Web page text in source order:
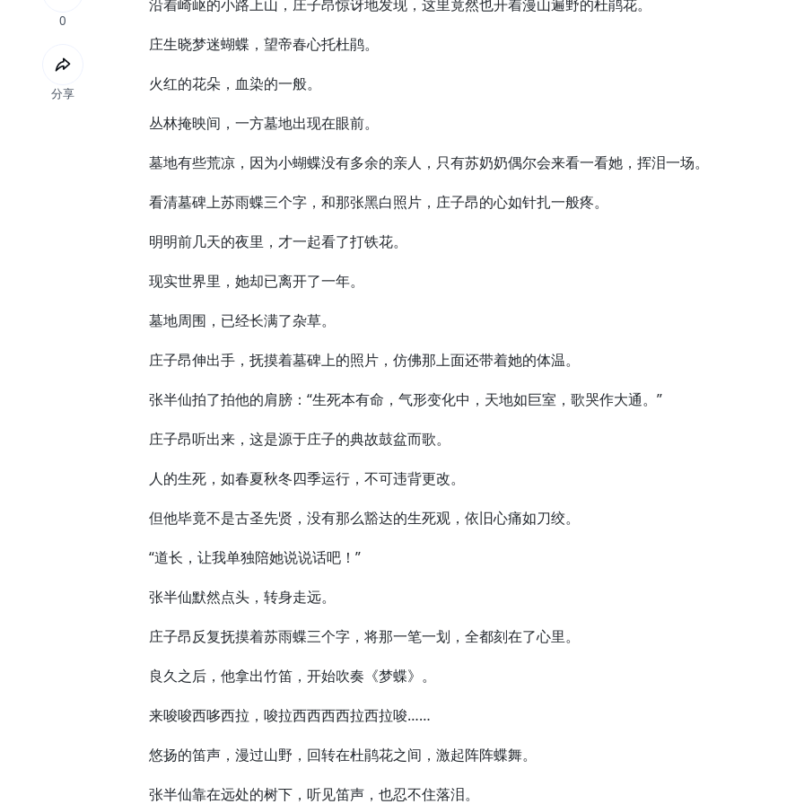
0
分享
沿着崎岖的小路上山，庄子昂惊讶地发现，这里竟然也开着漫山遍野的杜鹃花。
庄生晓梦迷蝴蝶，望帝春心托杜鹃。
火红的花朵，血染的一般。
丛林掩映间，一方墓地出现在眼前。
墓地有些荒凉，因为小蝴蝶没有多余的亲人，只有苏奶奶偶尔会来看一看她，挥泪一场。
看清墓碑上苏雨蝶三个字，和那张黑白照片，庄子昂的心如针扎一般疼。
明明前几天的夜里，才一起看了打铁花。
现实世界里，她却已离开了一年。
墓地周围，已经长满了杂草。
庄子昂伸出手，抚摸着墓碑上的照片，仿佛那上面还带着她的体温。
张半仙拍了拍他的肩膀：“生死本有命，气形变化中，天地如巨室，歌哭作大通。”
庄子昂听出来，这是源于庄子的典故鼓盆而歌。
人的生死，如春夏秋冬四季运行，不可违背更改。
但他毕竟不是古圣先贤，没有那么豁达的生死观，依旧心痛如刀绞。
“道长，让我单独陪她说说话吧！”
张半仙默然点头，转身走远。
庄子昂反复抚摸着苏雨蝶三个字，将那一笔一划，全都刻在了心里。
良久之后，他拿出竹笛，开始吹奏《梦蝶》。
来唆唆西哆西拉，唆拉西西西西拉西拉唆……
悠扬的笛声，漫过山野，回转在杜鹃花之间，激起阵阵蝶舞。
张半仙靠在远处的树下，听见笛声，也忍不住落泪。